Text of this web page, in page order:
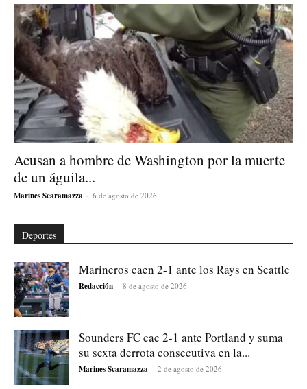
Acusan a hombre de Washington por la muerte
de un águila...
Marines Scaramazza - 6 de agosto de 2026
Deportes
Marineros caen 2-1 ante los Rays en Seattle
Redacción - 8 de agosto de 2026
Sounders FC cae 2-1 ante Portland y suma
su sexta derrota consecutiva en la...
Marines Scaramazza - 2 de agosto de 2026